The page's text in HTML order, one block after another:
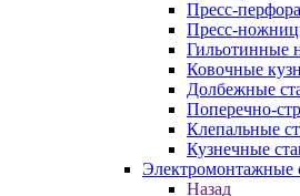
Пресс-
Пресс-
Гильотинные
Ковочные
Долбежные
Поперечно-
Клепальные
Кузнечные
Электромонтажные
Назад